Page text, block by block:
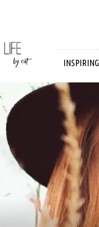
INSPIRING